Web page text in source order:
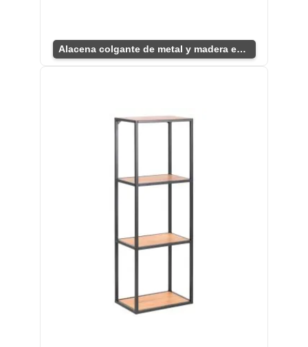
Alacena colgante de metal y madera espaciosa